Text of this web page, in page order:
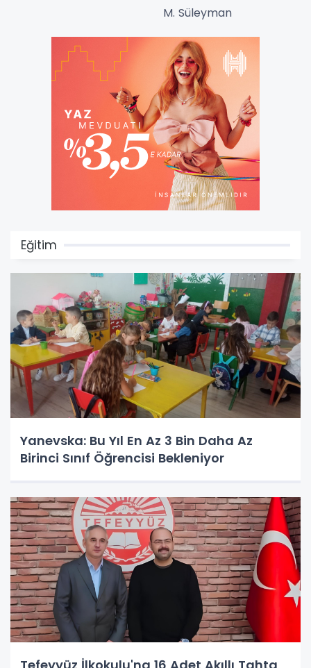
M. Süleyman
Eğitim
Yanevska: Bu Yıl En Az 3 Bin Daha Az
Birinci Sınıf Öğrencisi Bekleniyor